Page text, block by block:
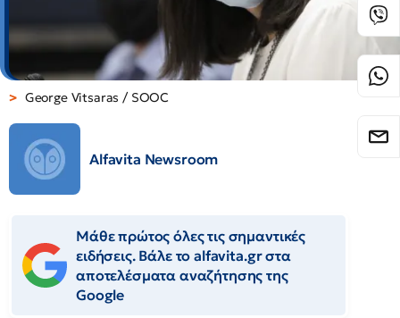
George Vitsaras / SOOC
Alfavita Newsroom
Μάθε πρώτος όλες τις σημαντικές
ειδήσεις. Βάλε το alfavita.gr στα
αποτελέσματα αναζήτησης της
Google